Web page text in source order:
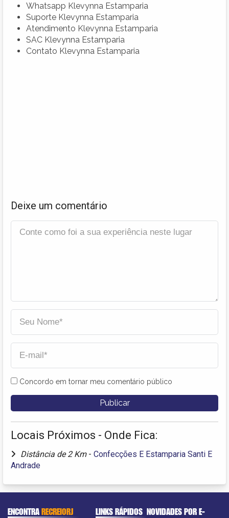
Whatsapp Klevynna Estamparia
Suporte Klevynna Estamparia
Atendimento Klevynna Estamparia
SAC Klevynna Estamparia
Contato Klevynna Estamparia
Deixe um comentário
Concordo em tornar meu comentário público
Locais Próximos - Onde Fica:
Distância de 2 Km - Confecções E Estamparia Santi E
Andrade
ENCONTRARECREIORJ LINKS RÁPIDOS NOVIDADES POR E-